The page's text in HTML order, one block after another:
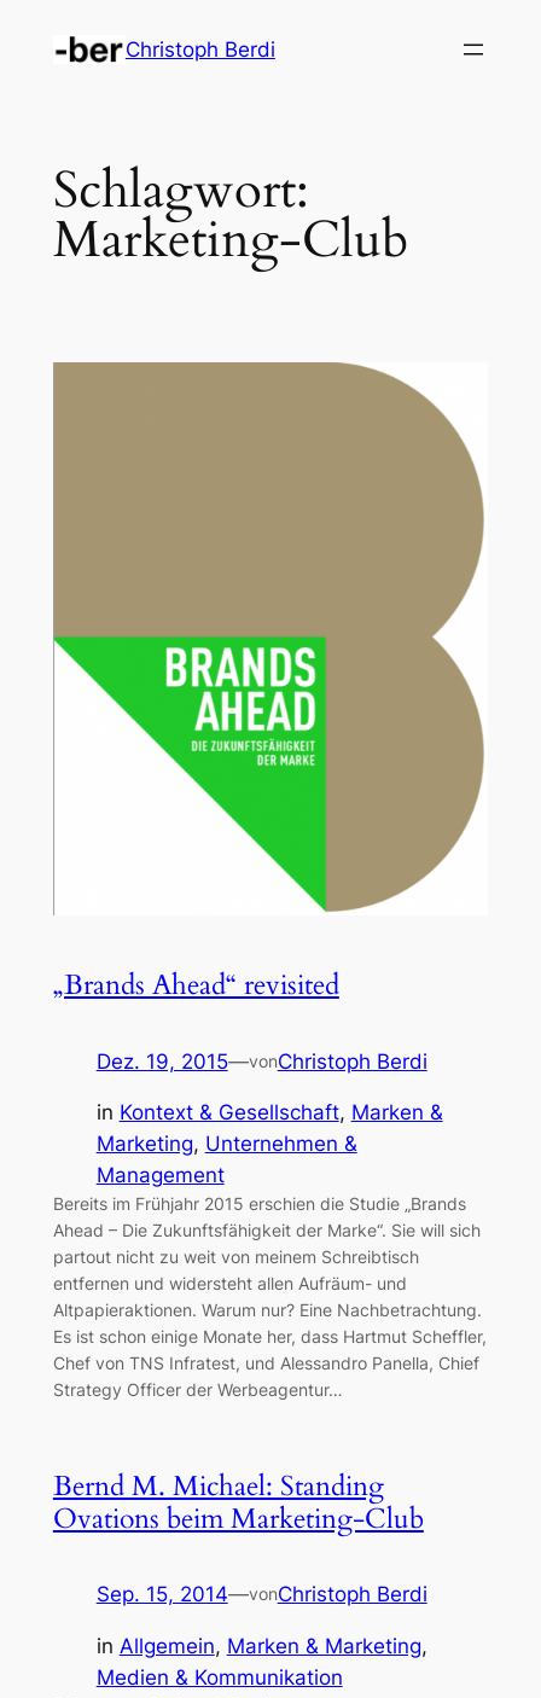
Inhalt
Christoph Berdi
Schlagwort:
Marketing-Club
„Brands Ahead“ revisited
Dez. 19, 2015—vonChristoph Berdi
in Kontext & Gesellschaft, Marken &
Marketing, Unternehmen &
Management
Bereits im Frühjahr 2015 erschien die Studie „Brands
Ahead – Die Zukunftsfähigkeit der Marke“. Sie will sich
partout nicht zu weit von meinem Schreibtisch
entfernen und widersteht allen Aufräum- und
Altpapieraktionen. Warum nur? Eine Nachbetrachtung.
Es ist schon einige Monate her, dass Hartmut Scheffler,
Chef von TNS Infratest, und Alessandro Panella, Chief
Strategy Officer der Werbeagentur…
Bernd M. Michael: Standing
Ovations beim Marketing-Club
Sep. 15, 2014—vonChristoph Berdi
in Allgemein, Marken & Marketing
Medien & Kommunikation